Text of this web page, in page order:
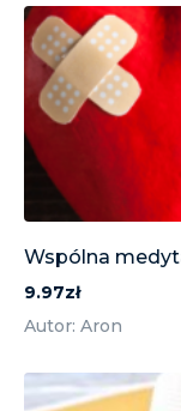
Wspólna
9.97zł
Autor: Aron